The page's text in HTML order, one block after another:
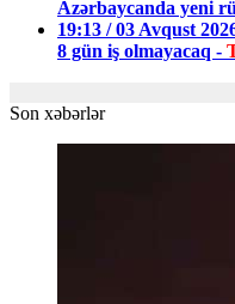
Azərbaycanda yeni
19:13 / 03 Avqust
8 gün iş olmayacaq -
Son xəbərlər